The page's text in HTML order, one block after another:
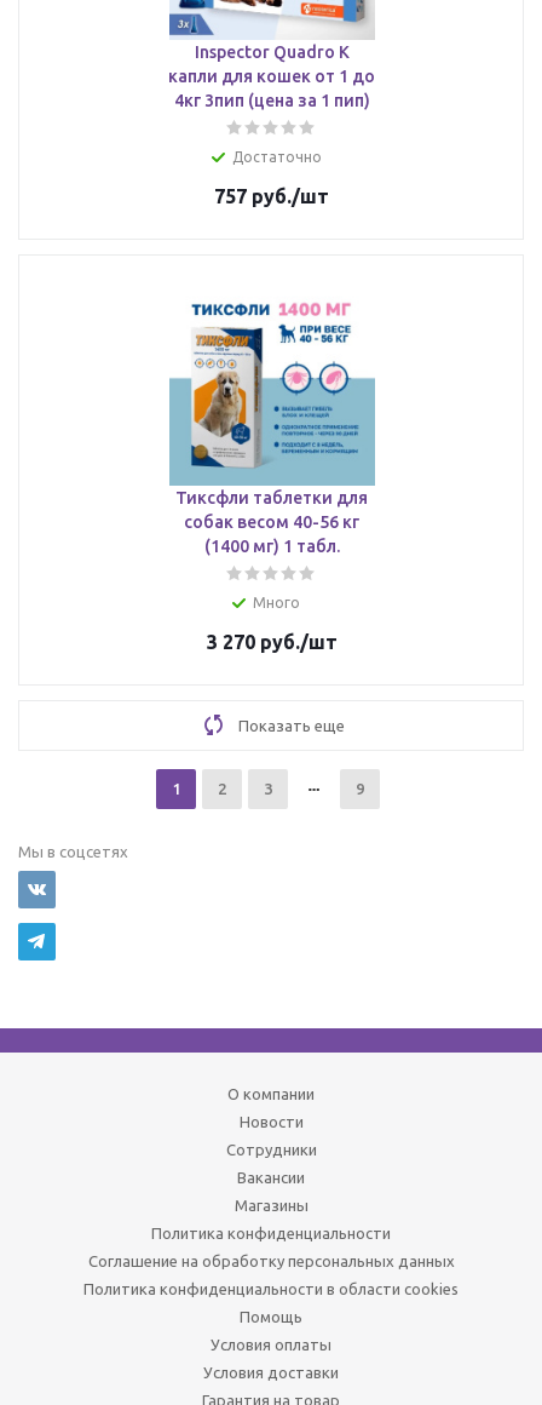
Inspector Quadro К
капли для кошек от 1 до
4кг 3пип (цена за 1 пип)
Достаточно
757 руб./шт
Тиксфли таблетки для
собак весом 40-56 кг
(1400 мг) 1 табл.
Много
3 270руб./шт
Показать еще
1 2 3 9
Мы в соцсетях
О компании
Новости
Сотрудники
Вакансии
Магазины
Политика конфиденциальности
Соглашение на обработку персональных данных
Политика конфиденциальности в области cookies
Помощь
Условия оплаты
Условия доставки
Гарантия на товар